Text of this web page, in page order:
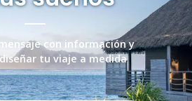
con información y
tu viaje a medida